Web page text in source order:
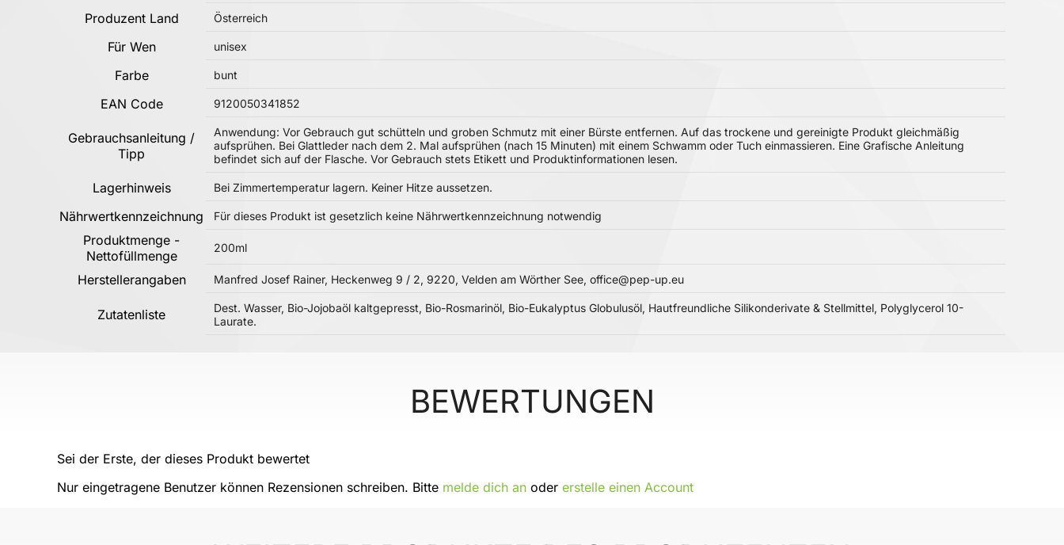
Produzent Land Österreich
Für Wen unisex
Farbe bunt
EAN Code 9120050341852
Gebrauchsanleitung /
Tipp
Anwendung: Vor Gebrauch gut schütteln und groben Schmutz mit einer Bürste entfernen. Auf das trockene und gereinigte Produkt gleichmäßig
aufsprühen. Bei Glattleder nach dem 2. Mal aufsprühen (nach 15 Minuten) mit einem Schwamm oder Tuch einmassieren. Eine Grafische Anleitung
befindet sich auf der Flasche. Vor Gebrauch stets Etikett und Produktinformationen lesen.
Lagerhinweis Bei Zimmertemperatur lagern. Keiner Hitze aussetzen.
Nährwertkennzeichnung Für dieses Produkt ist gesetzlich keine Nährwertkennzeichnung notwendig
Produktmenge -
Nettofüllmenge
200ml
Herstellerangaben Manfred Josef Rainer, Heckenweg 9 / 2, 9220, Velden am Wörther See, office@pep-up.eu
Zutatenliste
Dest. Wasser, Bio-Jojobaöl kaltgepresst, Bio-Rosmarinöl, Bio-Eukalyptus Globulusöl, Hautfreundliche Silikonderivate & Stellmittel, Polyglycerol 10-
Laurate.
BEWERTUNGEN
Sei der Erste, der dieses Produkt bewertet
Nur eingetragene Benutzer können Rezensionen schreiben. Bitte melde dich an oder erstelle einen Account